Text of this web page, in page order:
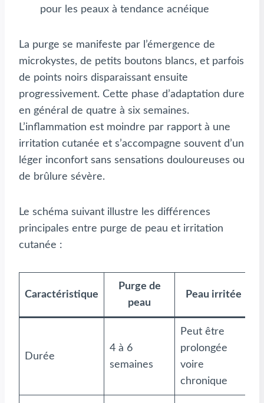
pour les peaux à tendance acnéique
La purge se manifeste par l’émergence de
microkystes, de petits boutons blancs, et parfois
de points noirs disparaissant ensuite
progressivement. Cette phase d’adaptation dure
en général de quatre à six semaines.
L’inflammation est moindre par rapport à une
irritation cutanée et s’accompagne souvent d’un
léger inconfort sans sensations douloureuses ou
de brûlure sévère.
Le schéma suivant illustre les différences
principales entre purge de peau et irritation
cutanée :
Caractéristique
Purge de
peau
Peau irritée
Durée
4 à 6
semaines
Peut être
prolongée
voire
chronique